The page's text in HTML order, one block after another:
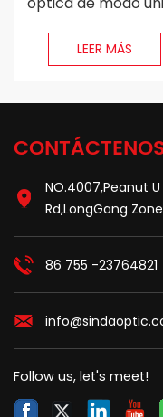
LEER MÁS
NO.4007,Peanut
Rd,LongGang
86 755 -23764821
Follow us, let's meet!